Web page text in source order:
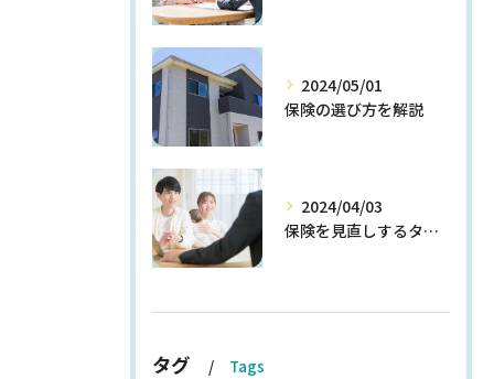
2024/05/01
保険の選び方を解説
2024/04/03
保険を見直しするタイミングとは
タグ Tags